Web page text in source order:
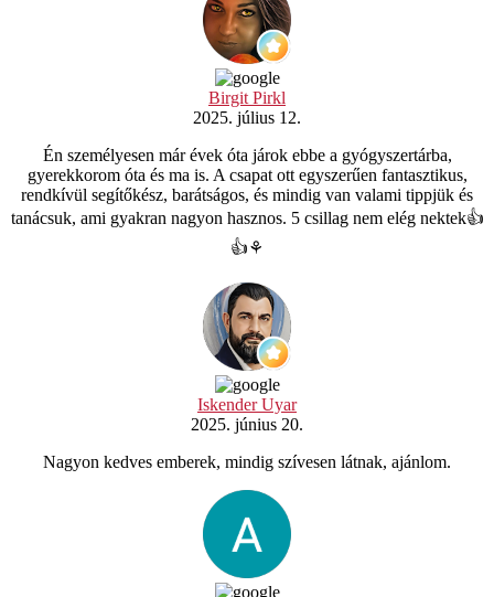
Birgit Pirkl
2025. július 12.
Én személyesen már évek óta járok ebbe a gyógyszertárba,
gyerekkorom óta és ma is. A csapat ott egyszerűen fantasztikus,
rendkívül segítőkész, barátságos, és mindig van valami tippjük és
tanácsuk, ami gyakran nagyon hasznos. 5 csillag nem elég nektek👍
👍⚘️
Iskender Uyar
2025. június 20.
Nagyon kedves emberek, mindig szívesen látnak, ajánlom.